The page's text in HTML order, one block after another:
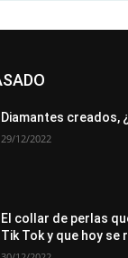
Diamantes creados,
29/12/2022
El collar de perlas
Tik Tok y que hoy se